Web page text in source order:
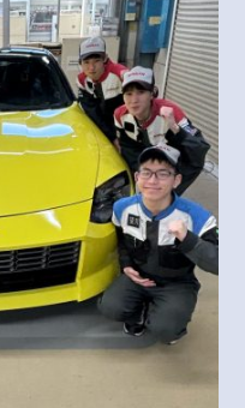
ぜひ参加してください
ショートコースはあ